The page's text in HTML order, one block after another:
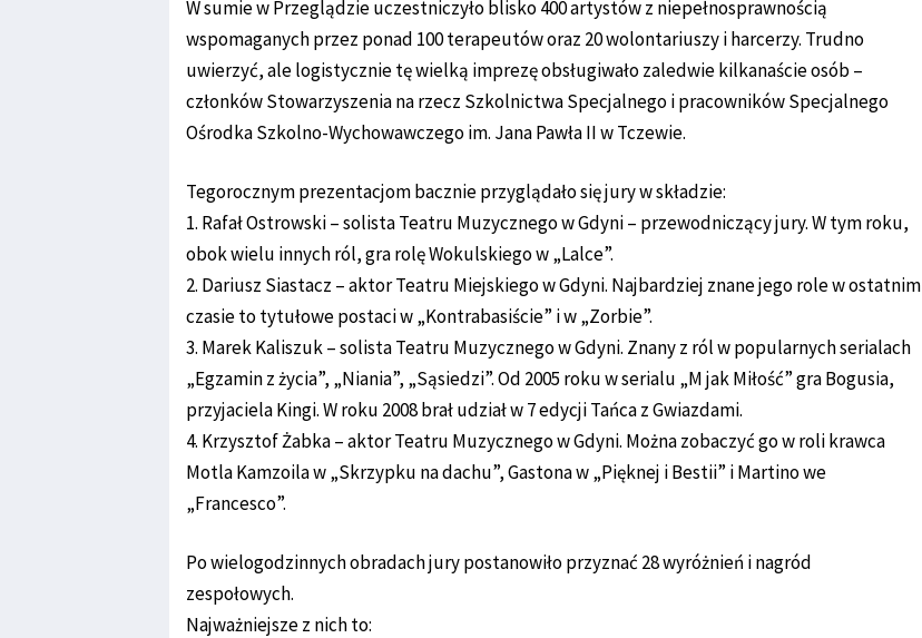
W sumie w Przeglądzie uczestniczyło blisko 400 artystów z niepełnosprawnością
wspomaganych przez ponad 100 terapeutów oraz 20 wolontariuszy i harcerzy. Trudno
uwierzyć, ale logistycznie tę wielką imprezę obsługiwało zaledwie kilkanaście osób –
członków Stowarzyszenia na rzecz Szkolnictwa Specjalnego i pracowników Specjalnego
Ośrodka Szkolno-Wychowawczego im. Jana Pawła II w Tczewie.
Tegorocznym prezentacjom bacznie przyglądało się jury w składzie:
1. Rafał Ostrowski – solista Teatru Muzycznego w Gdyni – przewodniczący jury. W tym roku,
obok wielu innych ról, gra rolę Wokulskiego w „Lalce”.
2. Dariusz Siastacz – aktor Teatru Miejskiego w Gdyni. Najbardziej znane jego role w ostatnim
czasie to tytułowe postaci w „Kontrabasiście” i w „Zorbie”.
3. Marek Kaliszuk – solista Teatru Muzycznego w Gdyni. Znany z ról w popularnych serialach
„Egzamin z życia”, „Niania”, „Sąsiedzi”. Od 2005 roku w serialu „M jak Miłość” gra Bogusia,
przyjaciela Kingi. W roku 2008 brał udział w 7 edycji Tańca z Gwiazdami.
4. Krzysztof Żabka – aktor Teatru Muzycznego w Gdyni. Można zobaczyć go w roli krawca
Motla Kamzoila w „Skrzypku na dachu”, Gastona w „Pięknej i Bestii” i Martino we
„Francesco”.
Po wielogodzinnych obradach jury postanowiło przyznać 28 wyróżnień i nagród
zespołowych.
Najważniejsze z nich to: